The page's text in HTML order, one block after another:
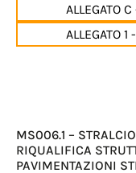
ALLEGATO
ALLEGATO 1
MS006.1 –
RIQUALIFICA
PAVIMENTAZIONI